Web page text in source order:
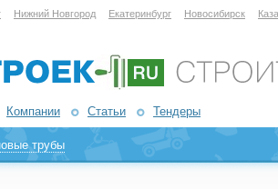
Нижний Новгород Екатеринбург Новосибирск
Компании Статьи Тендеры
трубы